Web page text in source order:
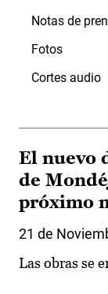
Notas de
Fotos
Cortes audio
El nuevo
de
próximo
21 de
Las obras se